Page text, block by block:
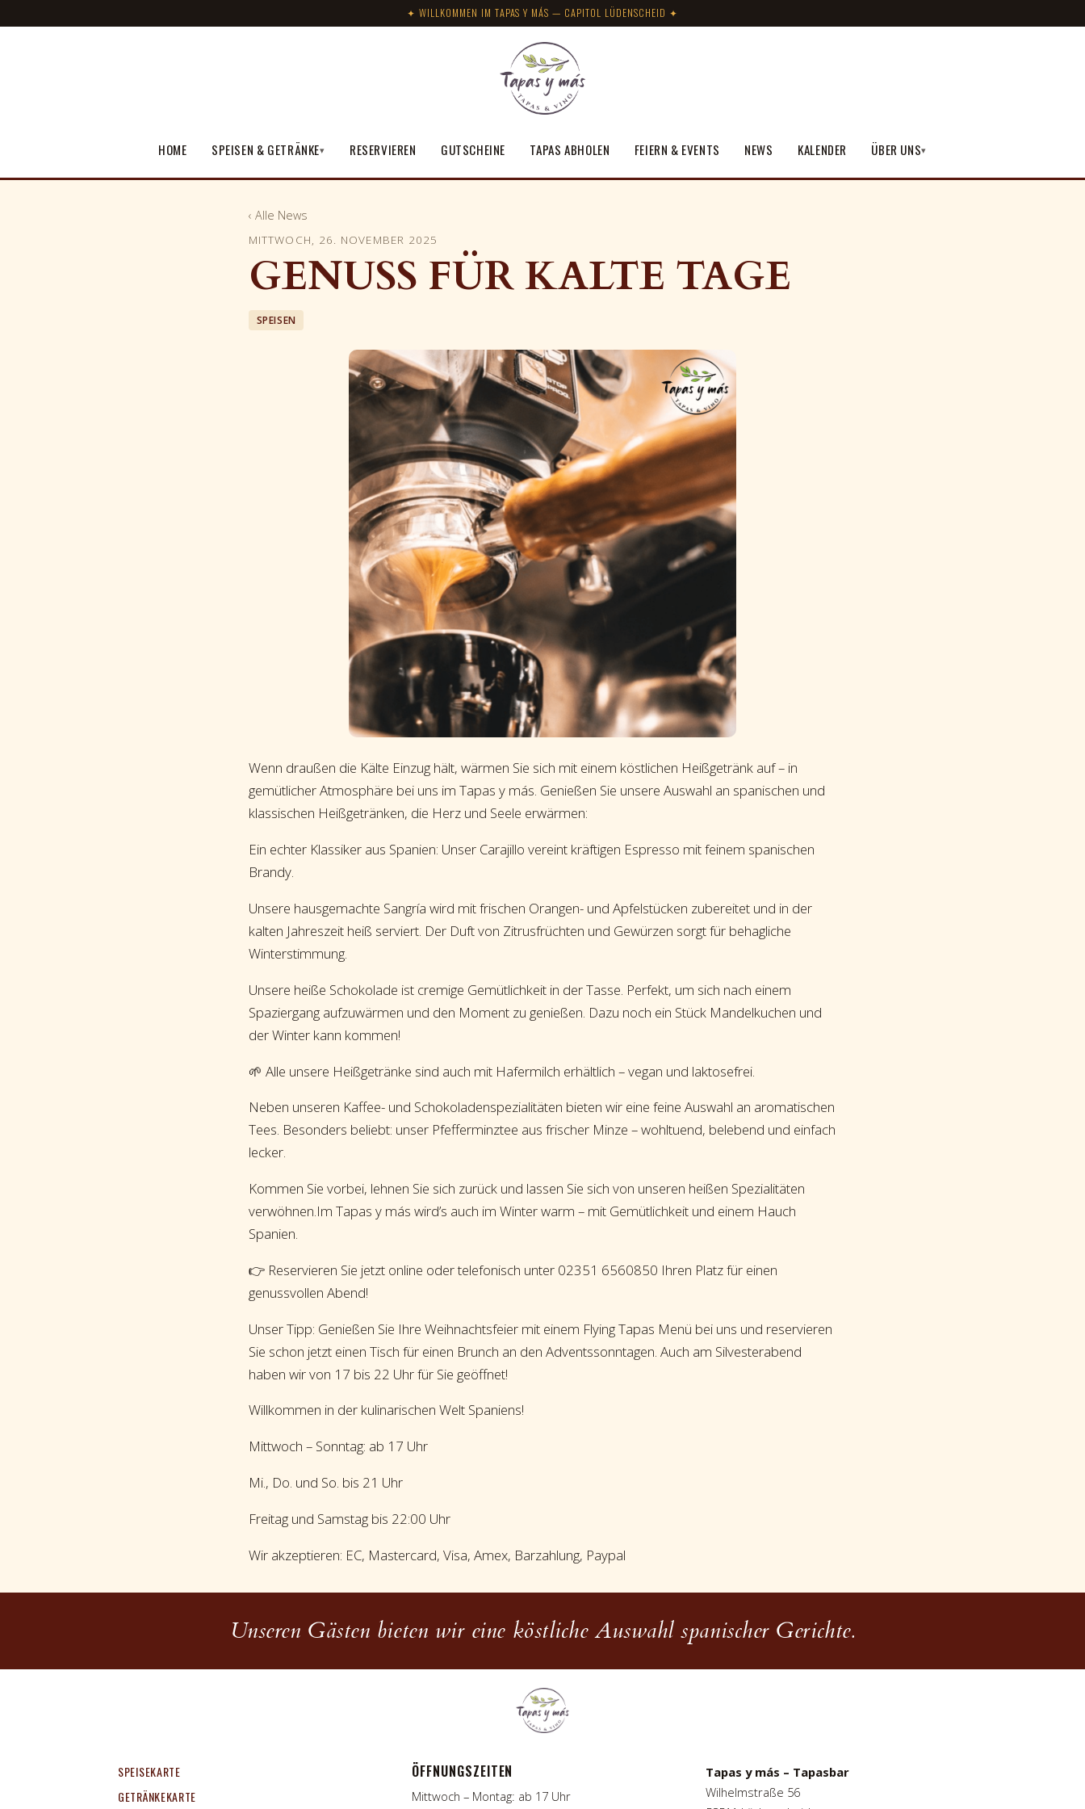
✦ WILLKOMMEN IM TAPAS Y MÁS — CAPITOL LÜDENSCHEID ✦
HOME SPEISEN & GETRÄNKE▾ RESERVIEREN GUTSCHEINE TAPAS ABHOLEN FEIERN & EVENTS NEWS KALENDER ÜBER UNS▾
‹ Alle News
MITTWOCH, 26. NOVEMBER 2025
GENUSS FÜR KALTE TAGE
SPEISEN
Wenn draußen die Kälte Einzug hält, wärmen Sie sich mit einem köstlichen Heißgetränk auf – in
gemütlicher Atmosphäre bei uns im Tapas y más. Genießen Sie unsere Auswahl an spanischen und
klassischen Heißgetränken, die Herz und Seele erwärmen:
Ein echter Klassiker aus Spanien: Unser Carajillo vereint kräftigen Espresso mit feinem spanischen
Brandy.
Unsere hausgemachte Sangría wird mit frischen Orangen- und Apfelstücken zubereitet und in der
kalten Jahreszeit heiß serviert. Der Duft von Zitrusfrüchten und Gewürzen sorgt für behagliche
Winterstimmung.
Unsere heiße Schokolade ist cremige Gemütlichkeit in der Tasse. Perfekt, um sich nach einem
Spaziergang aufzuwärmen und den Moment zu genießen. Dazu noch ein Stück Mandelkuchen und
der Winter kann kommen!
🌱 Alle unsere Heißgetränke sind auch mit Hafermilch erhältlich – vegan und laktosefrei.
Neben unseren Kaffee- und Schokoladenspezialitäten bieten wir eine feine Auswahl an aromatischen
Tees. Besonders beliebt: unser Pfefferminztee aus frischer Minze – wohltuend, belebend und einfach
lecker.
Kommen Sie vorbei, lehnen Sie sich zurück und lassen Sie sich von unseren heißen Spezialitäten
verwöhnen.Im Tapas y más wird’s auch im Winter warm – mit Gemütlichkeit und einem Hauch
Spanien.
👉 Reservieren Sie jetzt online oder telefonisch unter 02351 6560850 Ihren Platz für einen
genussvollen Abend!
Unser Tipp: Genießen Sie Ihre Weihnachtsfeier mit einem Flying Tapas Menü bei uns und reservieren
Sie schon jetzt einen Tisch für einen Brunch an den Adventssonntagen. Auch am Silvesterabend
haben wir von 17 bis 22 Uhr für Sie geöffnet!
Willkommen in der kulinarischen Welt Spaniens!
Mittwoch – Sonntag: ab 17 Uhr
Mi., Do. und So. bis 21 Uhr
Freitag und Samstag bis 22:00 Uhr
Wir akzeptieren: EC, Mastercard, Visa, Amex, Barzahlung, Paypal
Unseren Gästen bieten wir eine köstliche Auswahl spanischer Gerichte.
SPEISEKARTE
GETRÄNKEKARTE
ÖFFNUNGSZEITEN
Mittwoch – Montag: ab 17 Uhr
Tapas y más – Tapasbar
Wilhelmstraße 56